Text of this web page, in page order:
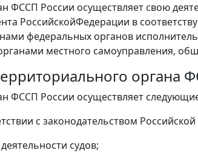
ФССП России осуществляет свою
РоссийскойФедерации в
федеральных органов
местного самоуправления,
органа
ФССП России осуществляет
с законодательством
судов;